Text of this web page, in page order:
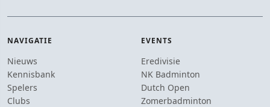
NAVIGATIE
Nieuws
Kennisbank
Spelers
Clubs
EVENTS
Eredivisie
NK Badminton
Dutch Open
Zomerbadminton